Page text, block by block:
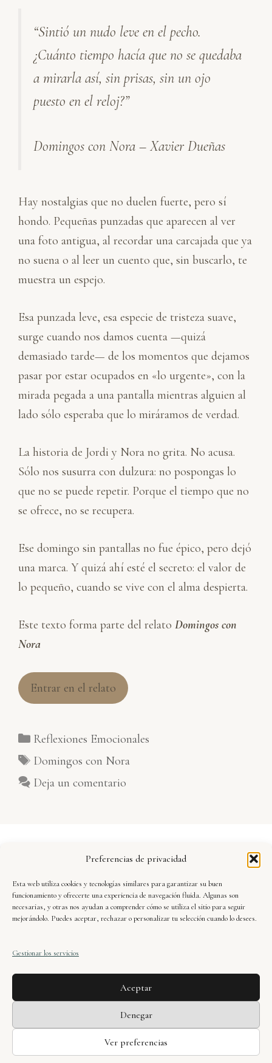
Preferencias de privacidad
Esta web utiliza cookies y tecnologías similares para garantizar su buen
funcionamiento y ofrecerte una experiencia de navegación fluida. Algunas son
necesarias, y otras nos ayudan a comprender cómo se utiliza el sitio para seguir
mejorándolo. Puedes aceptar, rechazar o personalizar tu selección cuando lo desees.
Gestionar los servicios
Aceptar
Denegar
Ver preferencias
k
d
I
e
b
o
o
t
A
p
i
p
r
t
“Sintió un nudo leve en el pecho.
¿Cuánto tiempo hacía que no se quedaba
a mirarla así, sin prisas, sin un ojo
puesto en el reloj?”
Domingos con Nora – Xavier Dueñas
Hay nostalgias que no duelen fuerte, pero sí
hondo. Pequeñas punzadas que aparecen al ver
una foto antigua, al recordar una carcajada que ya
no suena o al leer un cuento que, sin buscarlo, te
muestra un espejo.
Esa punzada leve, esa especie de tristeza suave,
surge cuando nos damos cuenta —quizá
demasiado tarde— de los momentos que dejamos
pasar por estar ocupados en «lo urgente», con la
mirada pegada a una pantalla mientras alguien al
lado sólo esperaba que lo miráramos de verdad.
La historia de Jordi y Nora no grita. No acusa.
Sólo nos susurra con dulzura: no pospongas lo
que no se puede repetir. Porque el tiempo que no
se ofrece, no se recupera.
Ese domingo sin pantallas no fue épico, pero dejó
una marca. Y quizá ahí esté el secreto: el valor de
lo pequeño, cuando se vive con el alma despierta.
Este texto forma parte del relato Domingos con
Nora
Entrar en el relato
Categorías
Reflexiones Emocionales
Etiquetas
Domingos con Nora
Deja un comentario
Seguridad y Protección de Datos
Política de Cookies
Xavier Dueñas · web oficial © 2025. Todos los